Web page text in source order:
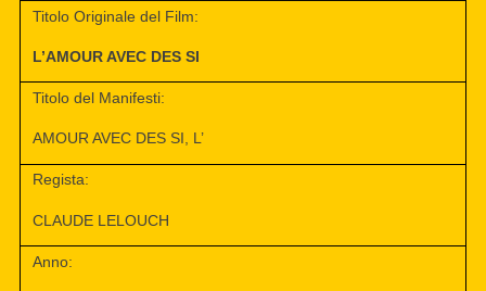
Titolo Originale del Film:
L’AMOUR AVEC DES SI
Titolo del Manifesti:
AMOUR AVEC DES SI, L’
Regista:
CLAUDE LELOUCH
Anno: